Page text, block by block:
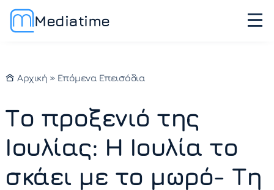
Mediatime
Αρχική » Επόμενα Επεισόδια
Το προξενιό της
Ιουλίας: Η Ιουλία το
σκάει με το μωρό- Τη